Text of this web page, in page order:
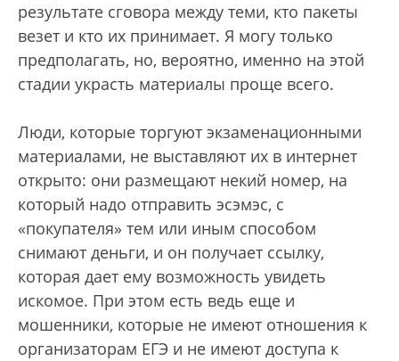
результате сговора между теми, кто пакеты
везет и кто их принимает. Я могу только
предполагать, но, вероятно, именно на этой
стадии украсть материалы проще всего.
Люди, которые торгуют экзаменационными
материалами, не выставляют их в интернет
открыто: они размещают некий номер, на
который надо отправить эсэмэс, с
«покупателя» тем или иным способом
снимают деньги, и он получает ссылку,
которая дает ему возможность увидеть
искомое. При этом есть ведь еще и
мошенники, которые не имеют отношения к
организаторам ЕГЭ и не имеют доступа к